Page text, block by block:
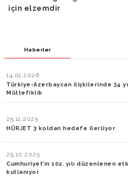
Zelenskiy ile bir
Haberler
14.01.2026
Türkiye-Azerbaycan ilişkilerinde 34
Müttefiklik
25.11.2025
HÜRJET 3 koldan hedefe ilerliyor
29.10.2025
Cumhuriyet’in 102. yılı düzenlenen
kutlanıyor